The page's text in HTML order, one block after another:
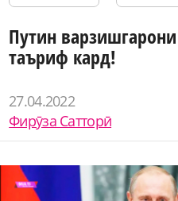
Путин
таъриф кард!
27.04.2022
Фирӯза Сатторӣ